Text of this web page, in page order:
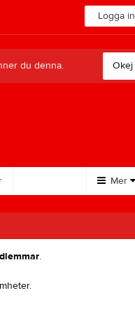
Logga in
du denna. Okej
Mer
.